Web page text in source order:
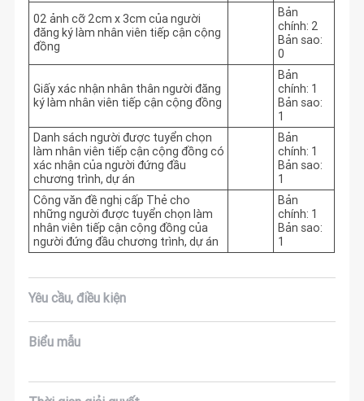
02 ảnh cỡ 2cm x 3cm của người
đăng ký làm nhân viên tiếp cận cộng
đồng
Bản
chính: 2
Bản sao:
0
Giấy xác nhận nhân thân người đăng
ký làm nhân viên tiếp cận cộng đồng
Bản
chính: 1
Bản sao:
1
Danh sách người được tuyển chọn
làm nhân viên tiếp cận cộng đồng có
xác nhận của người đứng đầu
chương trình, dự án
Bản
chính: 1
Bản sao:
1
Công văn đề nghị cấp Thẻ cho
những người được tuyển chọn làm
nhân viên tiếp cận cộng đồng của
người đứng đầu chương trình, dự án
Bản
chính: 1
Bản sao:
1
Yêu cầu, điều kiện
Biểu mẫu